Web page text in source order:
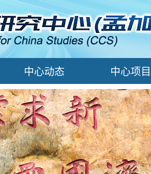
中心动态 中心项目